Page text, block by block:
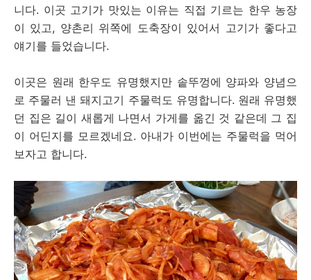
니다. 이곳 고기가 맛있는 이유는 직접 기르는 한우 농장
이 있고, 양촌리 위쪽에 도축장이 있어서 고기가 좋다고
얘기를 들었습니다.
이곳은 원래 한우도 유명했지만 솥뚜껑에 양파와 양념으
로 주물러 낸 돼지고기 주물럭도 유명합니다. 원래 유명했
던 집은 길이 새롭게 나면서 가게를 옮긴 것 같은데 그 집
이 어딘지를 모르겠네요. 아내가 이번에는 주물럭을 먹어
보자고 합니다.